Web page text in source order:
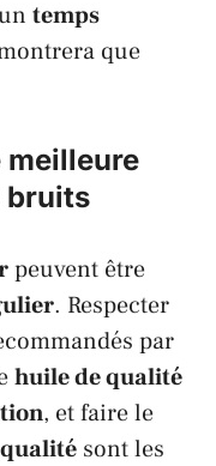
temps
que
meilleure
bruits
peuvent être
. Respecter
par
huile de qualité
, et faire le
sont les